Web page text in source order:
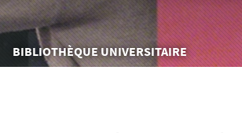
Vous
êtes
BIBLIOTHÈQUE UNIVERSITAIRE